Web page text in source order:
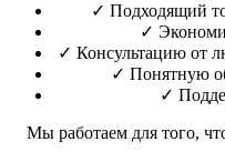
✓ Подходящий
✓
✓ Консультацию от
✓ Понятную
✓
Мы работаем для того,